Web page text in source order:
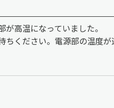
が高温になっていました。
ちください。電源部の温度